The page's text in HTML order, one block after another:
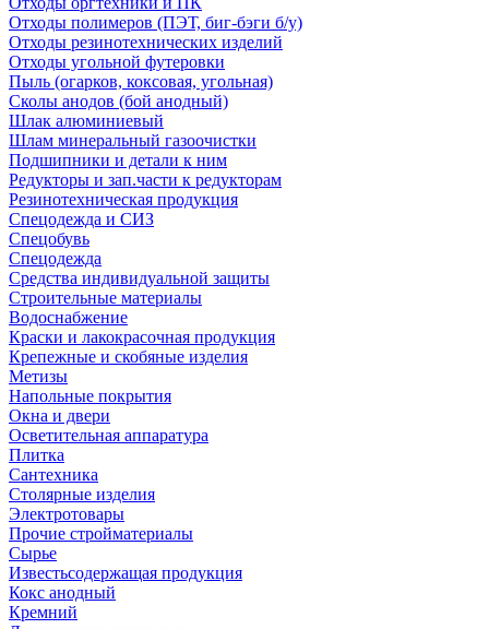
Отходы полимеров (ПЭТ, биг-бэги б/у)
Отходы резинотехнических изделий
Отходы угольной футеровки
Пыль (огарков, коксовая, угольная)
Сколы анодов (бой анодный)
Шлак алюминиевый
Шлам минеральный газоочистки
Подшипники и детали к ним
Редукторы и зап.части к редукторам
Резинотехническая продукция
Спецодежда и СИЗ
Спецобувь
Спецодежда
Средства индивидуальной защиты
Строительные материалы
Водоснабжение
Краски и лакокрасочная продукция
Крепежные и скобяные изделия
Метизы
Напольные покрытия
Окна и двери
Осветительная аппаратура
Плитка
Сантехника
Столярные изделия
Электротовары
Прочие стройматериалы
Сырье
Известьсодержащая продукция
Кокс анодный
Кремний